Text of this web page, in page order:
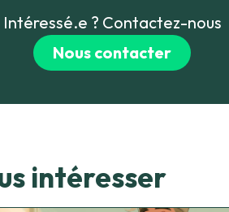
Intéressé.e ? Contactez-nous
Nous contacter
intéresser